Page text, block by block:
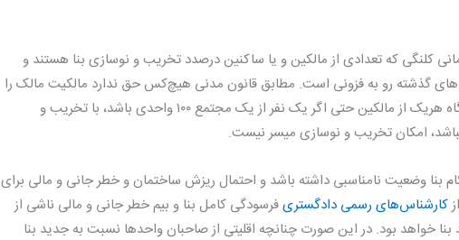
کلنگی که تعدادی از مالکین و یا ساکنین درصدد تخریب و نوسازی بنا هستند و
گذشته رو به فزونی است. مطابق قانون مدنی هیچ‌کس حق ندارد مالکیت مالک را
سلب و یا خدشه‌ای بر آن وارد نماید. هرگاه هریک از مالکین حتی اگر یک نفر از یک مجتمع ۱۰۰ واحدی باشد، با تخریب و
امکان تخریب و نوسازی میسر نیست.
بنا وضعیت نامناسبی داشته باشد و احتمال ریزش ساختمان و خطر جانی و مالی برای
کارشناس‌های رسمی دادگستریفرسودگی کامل بنا و بیم خطر جانی و مالی ناشی از
خواهد بود. در این صورت چنانچه اقلیتی از صاحبان واحدها نسبت به جدید بنا